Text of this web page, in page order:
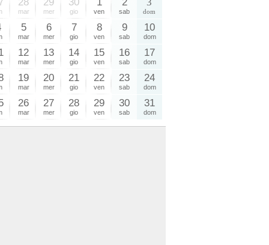
mar mer gio ven sab dom
5
mar
6
mer
7
gio
8
ven
9
sab
10
dom
12
mar
13
mer
14
gio
15
ven
16
sab
17
dom
19
mar
20
mer
21
gio
22
ven
23
sab
24
dom
26
mar
27
mer
28
gio
29
ven
30
sab
31
dom